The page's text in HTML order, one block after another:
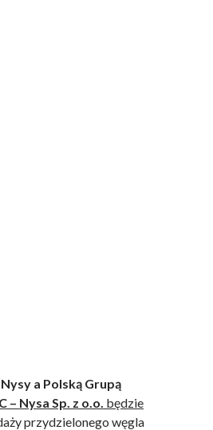
a Polską Grupą
– Nysa Sp. z o.o. będzie
przydzielonego węgla